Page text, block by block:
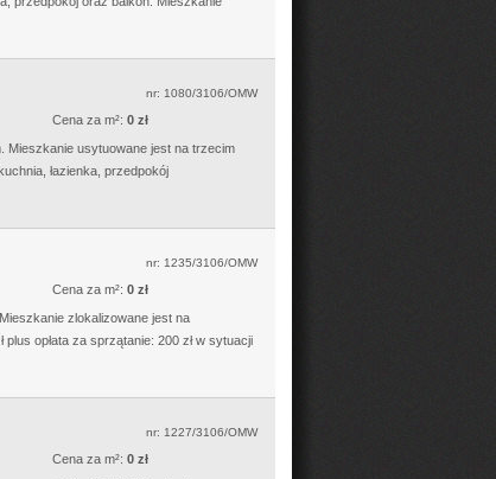
nr: 1080/3106/OMW
Cena za m²: 0 zł
Mieszkanie usytuowane jest na trzecim
łazienka, przedpokój
nr: 1235/3106/OMW
Cena za m²: 0 zł
zlokalizowane jest na
opłata za sprzątanie: 200 zł w sytuacji
nr: 1227/3106/OMW
Cena za m²: 0 zł